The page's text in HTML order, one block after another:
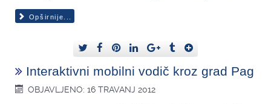
Opširnije...
Interaktivni mobilni vodič kroz grad Pag
OBJAVLJENO: 16 TRAVANJ 2012